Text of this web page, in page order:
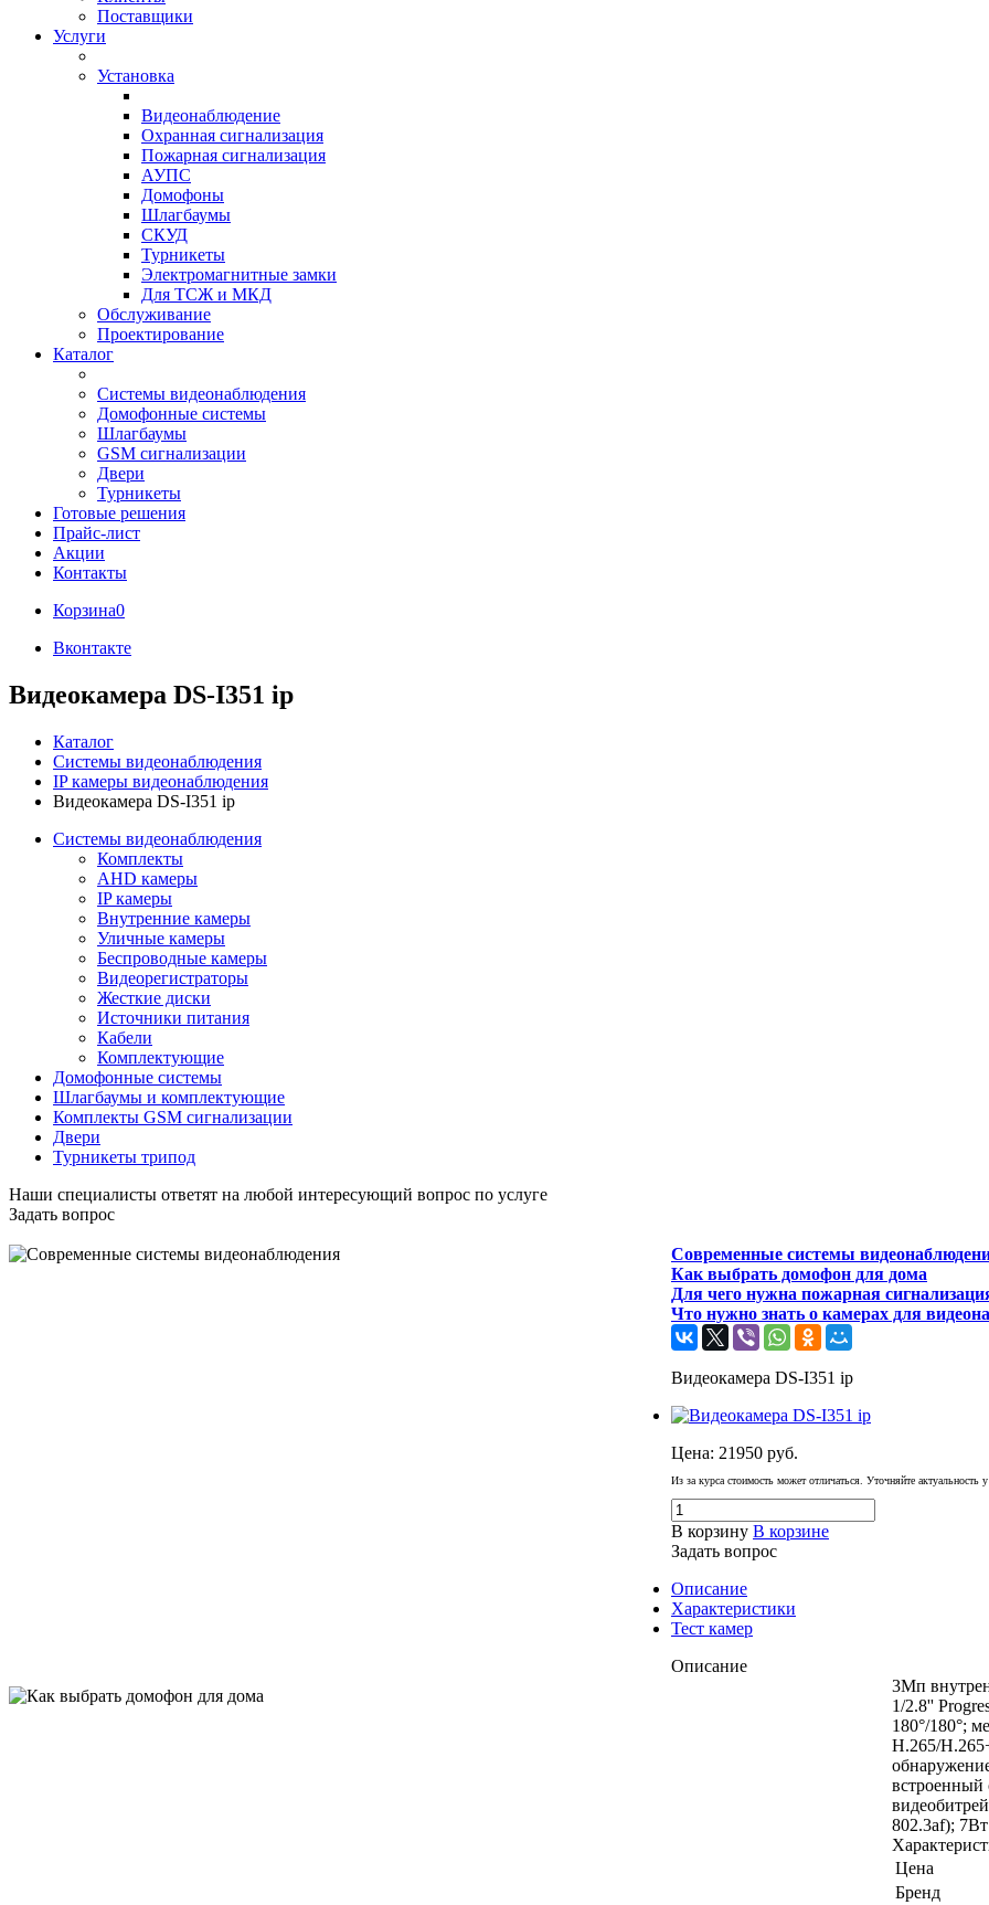
Поставщики
Услуги
Установка
Видеонаблюдение
Охранная сигнализация
Пожарная сигнализация
АУПС
Домофоны
Шлагбаумы
СКУД
Турникеты
Электромагнитные замки
Для ТСЖ и МКД
Обслуживание
Проектирование
Каталог
Системы видеонаблюдения
Домофонные системы
Шлагбаумы
GSM сигнализации
Двери
Турникеты
Готовые решения
Прайс-лист
Акции
Контакты
Корзина0
Вконтакте
Видеокамера DS-I351 ip
Каталог
Системы видеонаблюдения
IP камеры видеонаблюдения
Видеокамера DS-I351 ip
Системы видеонаблюдения
Комплекты
AHD камеры
IP камеры
Внутренние камеры
Уличные камеры
Беспроводные камеры
Видеорегистраторы
Жесткие диски
Источники питания
Кабели
Комплектующие
Домофонные системы
Шлагбаумы и комплектующие
Комплекты GSM сигнализации
Двери
Турникеты трипод
Наши специалисты ответят на любой интересующий вопрос по услуге
Задать вопрос
Современные системы
Как выбрать домофон для дома
Для чего нужна пожарная
Что нужно знать о камерах для
Видеокамера DS-I351 ip
Цена: 21950 руб.
Из за курса стоимость может отличаться. Уточняйте актуальность
В корзину В корзине
Задать вопрос
Описание
Характеристики
Тест камер
Описание
3Мп
1/2.8''
180°/180°;
H.265/
встроенный
802.3af);
Цена
Бренд